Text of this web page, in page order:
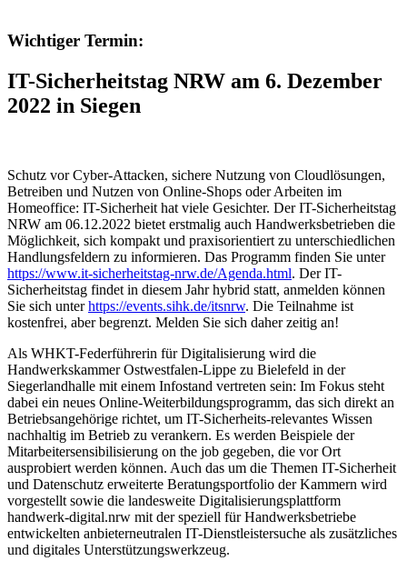
Wichtiger Termin:
IT-Sicherheitstag NRW am 6. Dezember
2022 in Siegen
Schutz vor Cyber-Attacken, sichere Nutzung von Cloudlösungen,
Betreiben und Nutzen von Online-Shops oder Arbeiten im
Homeoffice: IT-Sicherheit hat viele Gesichter. Der IT-Sicherheitstag
NRW am 06.12.2022 bietet erstmalig auch Handwerksbetrieben die
Möglichkeit, sich kompakt und praxisorientiert zu unterschiedlichen
Handlungsfeldern zu informieren. Das Programm finden Sie unter
https://www.it-sicherheitstag-nrw.de/Agenda.html. Der IT-
Sicherheitstag findet in diesem Jahr hybrid statt, anmelden können
Sie sich unterhttps://events.sihk.de/itsnrw. Die Teilnahme ist
kostenfrei, aber begrenzt. Melden Sie sich daher zeitig an!
Als WHKT-Federführerin für Digitalisierung wird die
Handwerkskammer Ostwestfalen-Lippe zu Bielefeld in der
Siegerlandhalle mit einem Infostand vertreten sein: Im Fokus steht
dabei ein neues Online-Weiterbildungsprogramm, das sich direkt an
Betriebsangehörige richtet, um IT-Sicherheits-relevantes Wissen
nachhaltig im Betrieb zu verankern. Es werden Beispiele der
Mitarbeitersensibilisierung on the job gegeben, die vor Ort
ausprobiert werden können. Auch das um die Themen IT-Sicherheit
und Datenschutz erweiterte Beratungsportfolio der Kammern wird
vorgestellt sowie die landesweite Digitalisierungsplattform
handwerk-digital.nrw mit der speziell für Handwerksbetriebe
entwickelten anbieterneutralen IT-Dienstleistersuche als zusätzliches
und digitales Unterstützungswerkzeug.